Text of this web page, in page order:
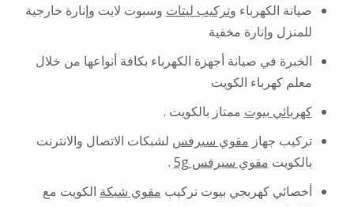
صيانة الكهرباء وتركيب ليتات وسبوت لايت وإنارة خارجية
للمنزل وإنارة مخفية
الخبرة في صيانة أجهزة الكهرباء بكافة أنواعها من خلال
معلم كهرباء الكويت
كهربائي بيوت ممتاز بالكويت .
تركيب جهاز مقوي سيرفس لشبكات الاتصال والانترنت
بالكويت مقوي سيرفس 5g
.
أخصائي كهربجي بيوت تركيب مقوي شبكة الكويت مع